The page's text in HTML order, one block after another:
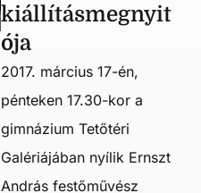
kiállításmegnyit
ója
2017. március 17-én,
pénteken 17.30-kor a
gimnázium Tetőtéri
Galériájában nyílik Ernszt
András festőművész